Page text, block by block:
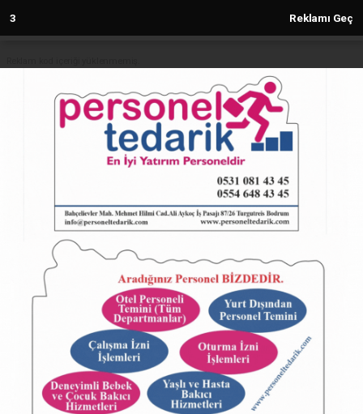
2 Reklamı Geç
Anasayfa
Denizli’de şiirler ve şarkılar aynı
sahneyi paylaştı
22.02.2025 - 16:30, Güncelleme: 22.02.2025 - 16:30
5425+ kez okundu.
ABONE OL